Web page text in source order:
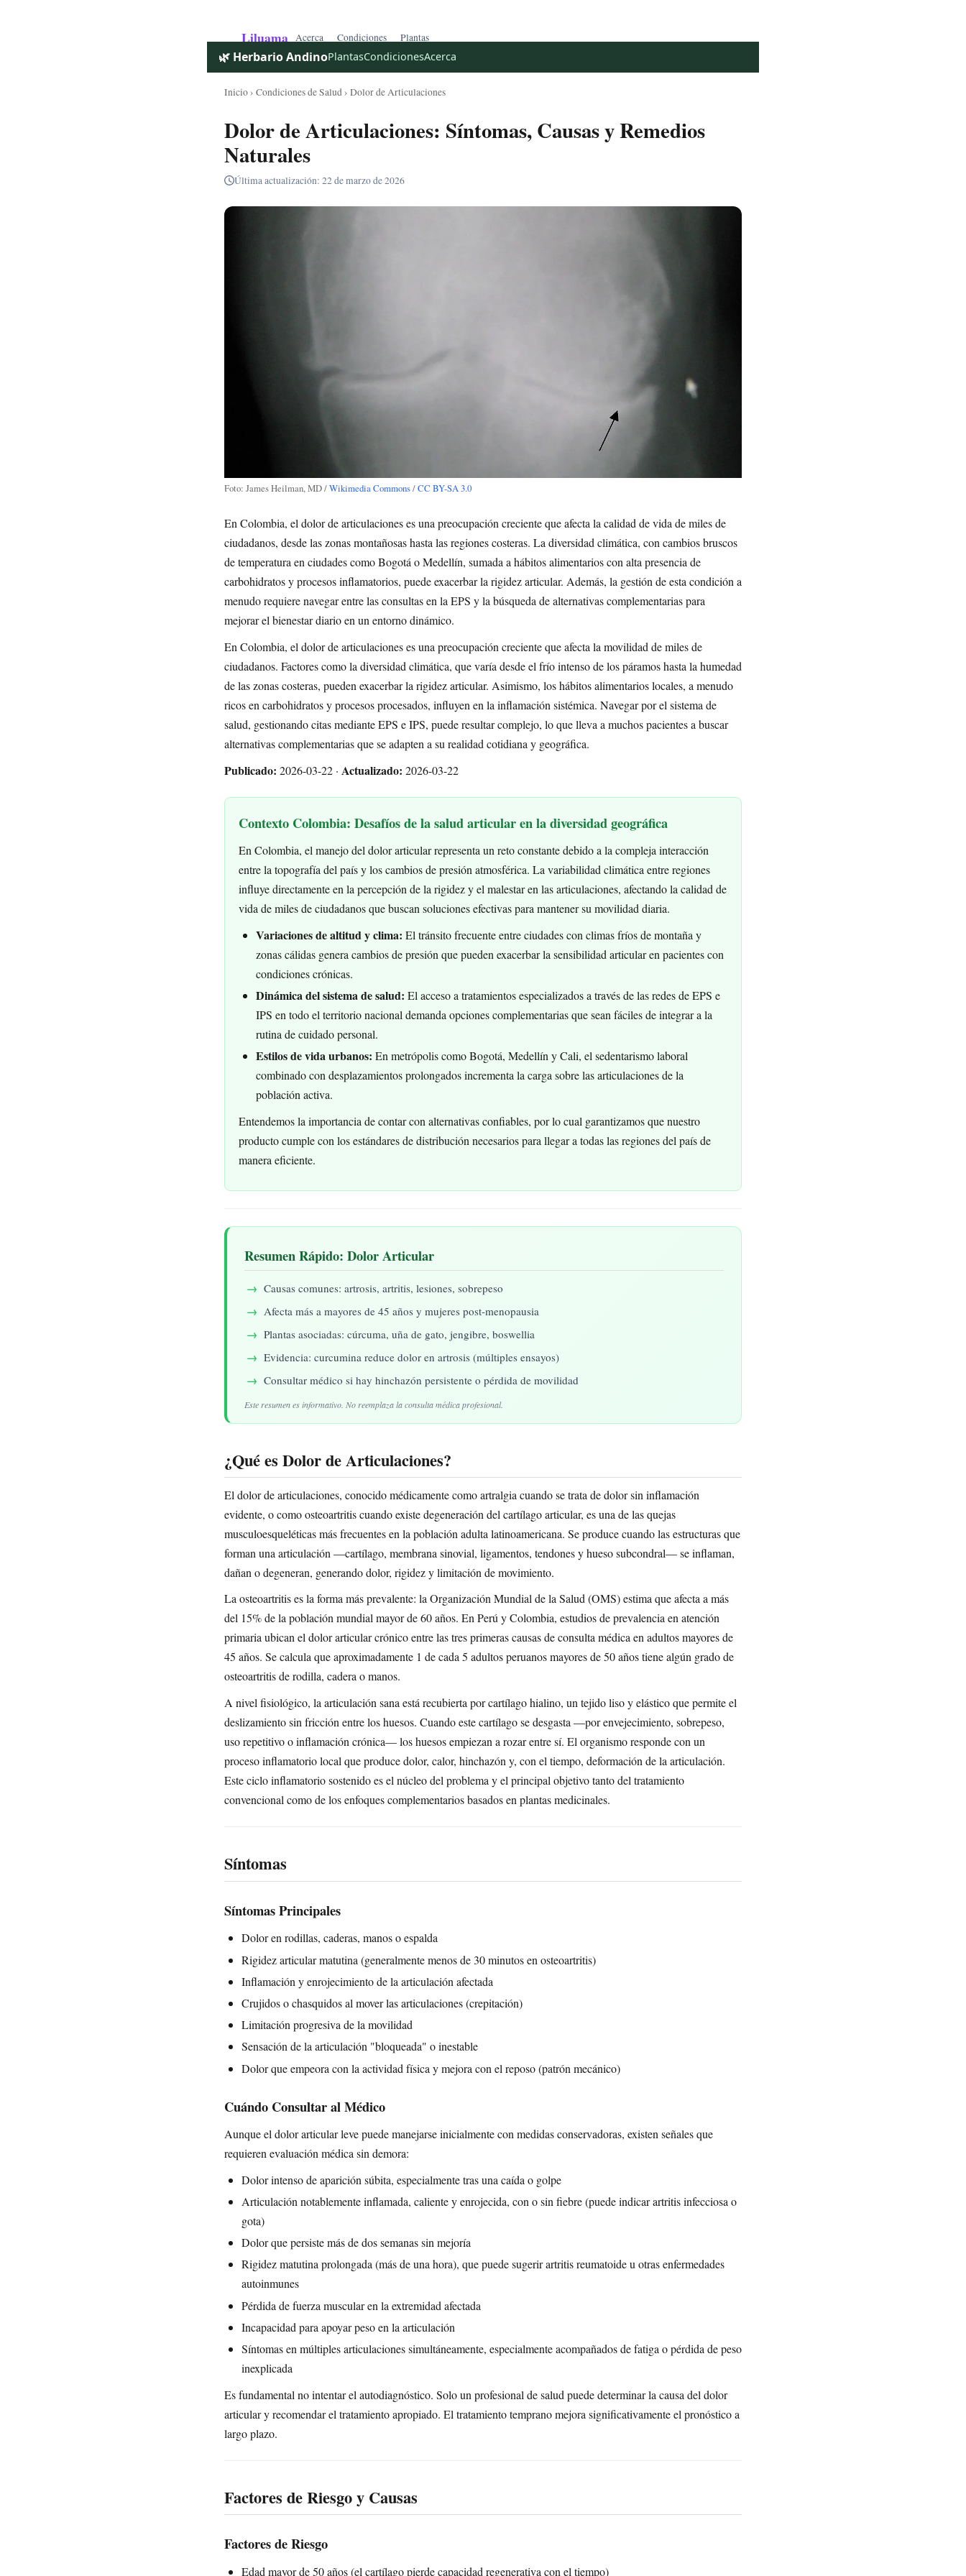
Liluama Acerca Condiciones Plantas
🌿 Herbario AndinoPlantasCondicionesAcerca
Inicio› Condiciones de Salud › Dolor de Articulaciones
Dolor de Articulaciones: Síntomas, Causas y Remedios
Naturales
Última actualización: 22 de marzo de 2026
Foto: James Heilman, MD /Wikimedia Commons/CC BY-SA 3.0
En Colombia, el dolor de articulaciones es una preocupación creciente que afecta la calidad de vida de miles de
ciudadanos, desde las zonas montañosas hasta las regiones costeras. La diversidad climática, con cambios bruscos
de temperatura en ciudades como Bogotá o Medellín, sumada a hábitos alimentarios con alta presencia de
carbohidratos y procesos inflamatorios, puede exacerbar la rigidez articular. Además, la gestión de esta condición a
menudo requiere navegar entre las consultas en la EPS y la búsqueda de alternativas complementarias para
mejorar el bienestar diario en un entorno dinámico.
En Colombia, el dolor de articulaciones es una preocupación creciente que afecta la movilidad de miles de
ciudadanos. Factores como la diversidad climática, que varía desde el frío intenso de los páramos hasta la humedad
de las zonas costeras, pueden exacerbar la rigidez articular. Asimismo, los hábitos alimentarios locales, a menudo
ricos en carbohidratos y procesos procesados, influyen en la inflamación sistémica. Navegar por el sistema de
salud, gestionando citas mediante EPS e IPS, puede resultar complejo, lo que lleva a muchos pacientes a buscar
alternativas complementarias que se adapten a su realidad cotidiana y geográfica.
Publicado: 2026-03-22 · Actualizado: 2026-03-22
Contexto Colombia: Desafíos de la salud articular en la diversidad geográfica
En Colombia, el manejo del dolor articular representa un reto constante debido a la compleja interacción
entre la topografía del país y los cambios de presión atmosférica. La variabilidad climática entre regiones
influye directamente en la percepción de la rigidez y el malestar en las articulaciones, afectando la calidad de
vida de miles de ciudadanos que buscan soluciones efectivas para mantener su movilidad diaria.
Variaciones de altitud y clima: El tránsito frecuente entre ciudades con climas fríos de montaña y
zonas cálidas genera cambios de presión que pueden exacerbar la sensibilidad articular en pacientes con
condiciones crónicas.
Dinámica del sistema de salud: El acceso a tratamientos especializados a través de las redes de EPS e
IPS en todo el territorio nacional demanda opciones complementarias que sean fáciles de integrar a la
rutina de cuidado personal.
Estilos de vida urbanos: En metrópolis como Bogotá, Medellín y Cali, el sedentarismo laboral
combinado con desplazamientos prolongados incrementa la carga sobre las articulaciones de la
población activa.
Entendemos la importancia de contar con alternativas confiables, por lo cual garantizamos que nuestro
producto cumple con los estándares de distribución necesarios para llegar a todas las regiones del país de
manera eficiente.
Resumen Rápido: Dolor Articular
Causas comunes: artrosis, artritis, lesiones, sobrepeso
Afecta más a mayores de 45 años y mujeres post-menopausia
Plantas asociadas: cúrcuma, uña de gato, jengibre, boswellia
Evidencia: curcumina reduce dolor en artrosis (múltiples ensayos)
Consultar médico si hay hinchazón persistente o pérdida de movilidad
Este resumen es informativo. No reemplaza la consulta médica profesional.
¿Qué es Dolor de Articulaciones?
El dolor de articulaciones, conocido médicamente como artralgia cuando se trata de dolor sin inflamación
evidente, o como osteoartritis cuando existe degeneración del cartílago articular, es una de las quejas
musculoesqueléticas más frecuentes en la población adulta latinoamericana. Se produce cuando las estructuras que
forman una articulación —cartílago, membrana sinovial, ligamentos, tendones y hueso subcondral— se inflaman,
dañan o degeneran, generando dolor, rigidez y limitación de movimiento.
La osteoartritis es la forma más prevalente: la Organización Mundial de la Salud (OMS) estima que afecta a más
del 15% de la población mundial mayor de 60 años. En Perú y Colombia, estudios de prevalencia en atención
primaria ubican el dolor articular crónico entre las tres primeras causas de consulta médica en adultos mayores de
45 años. Se calcula que aproximadamente 1 de cada 5 adultos peruanos mayores de 50 años tiene algún grado de
osteoartritis de rodilla, cadera o manos.
A nivel fisiológico, la articulación sana está recubierta por cartílago hialino, un tejido liso y elástico que permite el
deslizamiento sin fricción entre los huesos. Cuando este cartílago se desgasta —por envejecimiento, sobrepeso,
uso repetitivo o inflamación crónica— los huesos empiezan a rozar entre sí. El organismo responde con un
proceso inflamatorio local que produce dolor, calor, hinchazón y, con el tiempo, deformación de la articulación.
Este ciclo inflamatorio sostenido es el núcleo del problema y el principal objetivo tanto del tratamiento
convencional como de los enfoques complementarios basados en plantas medicinales.
Síntomas
Síntomas Principales
Dolor en rodillas, caderas, manos o espalda
Rigidez articular matutina (generalmente menos de 30 minutos en osteoartritis)
Inflamación y enrojecimiento de la articulación afectada
Crujidos o chasquidos al mover las articulaciones (crepitación)
Limitación progresiva de la movilidad
Sensación de la articulación "bloqueada" o inestable
Dolor que empeora con la actividad física y mejora con el reposo (patrón mecánico)
Cuándo Consultar al Médico
Aunque el dolor articular leve puede manejarse inicialmente con medidas conservadoras, existen señales que
requieren evaluación médica sin demora:
Dolor intenso de aparición súbita, especialmente tras una caída o golpe
Articulación notablemente inflamada, caliente y enrojecida, con o sin fiebre (puede indicar artritis infecciosa o
gota)
Dolor que persiste más de dos semanas sin mejoría
Rigidez matutina prolongada (más de una hora), que puede sugerir artritis reumatoide u otras enfermedades
autoinmunes
Pérdida de fuerza muscular en la extremidad afectada
Incapacidad para apoyar peso en la articulación
Síntomas en múltiples articulaciones simultáneamente, especialmente acompañados de fatiga o pérdida de peso
inexplicada
Es fundamental no intentar el autodiagnóstico. Solo un profesional de salud puede determinar la causa del dolor
articular y recomendar el tratamiento apropiado. El tratamiento temprano mejora significativamente el pronóstico a
largo plazo.
Factores de Riesgo y Causas
Factores de Riesgo
Edad mayor de 50 años (el cartílago pierde capacidad regenerativa con el tiempo)